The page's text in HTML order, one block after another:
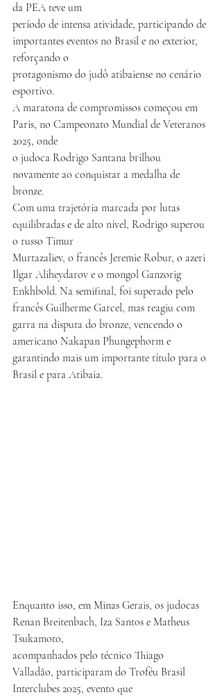
da PEA teve um
período de intensa atividade, participando de
importantes eventos no Brasil e no exterior,
reforçando o
protagonismo do judô atibaiense no cenário
esportivo.
A maratona de compromissos começou em
Paris, no Campeonato Mundial de Veteranos
2025, onde
o judoca Rodrigo Santana brilhou
novamente ao conquistar a medalha de
bronze.
Com uma trajetória marcada por lutas
equilibradas e de alto nível, Rodrigo superou
o russo Timur
Murtazaliev, o francês Jeremie Robur, o azeri
Ilgar Aliheydarov e o mongol Ganzorig
Enkhbold. Na semifinal, foi superado pelo
francês Guilherme Garcel, mas reagiu com
garra na disputa do bronze, vencendo o
americano Nakapan Phungephorm e
garantindo mais um importante título para o
Brasil e para Atibaia.
Enquanto isso, em Minas Gerais, os judocas
Renan Breitenbach, Iza Santos e Matheus
Tsukamoto,
acompanhados pelo técnico Thiago
Valladão, participaram do Troféu Brasil
Interclubes 2025, evento que